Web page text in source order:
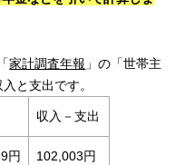
家計調査年報 」の「世帯主
と支出です。
収入－支出
円 102,003円